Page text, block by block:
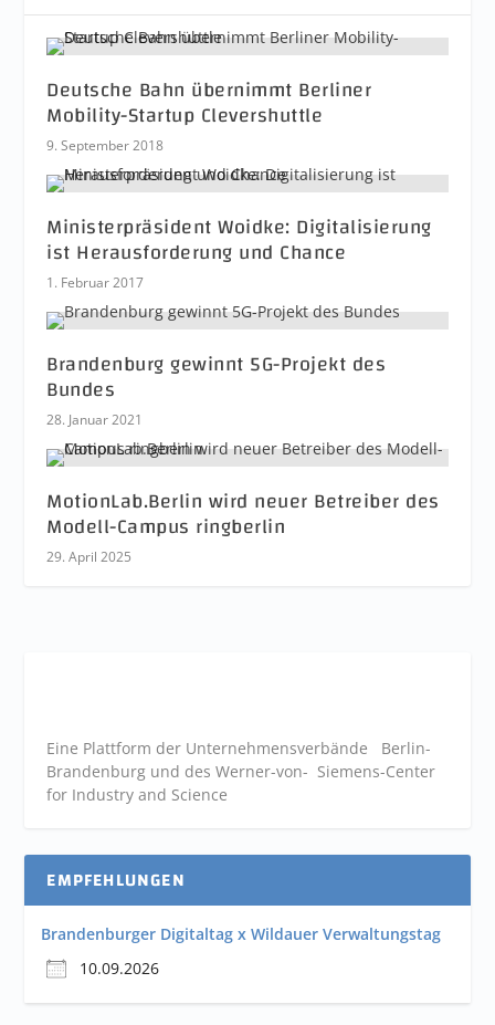
Deutsche Bahn übernimmt Berliner
Mobility-Startup Clevershuttle
9. September 2018
Ministerpräsident Woidke: Digitalisierung
ist Herausforderung und Chance
1. Februar 2017
Brandenburg gewinnt 5G-Projekt des
Bundes
28. Januar 2021
MotionLab.Berlin wird neuer Betreiber des
Modell-Campus ringberlin
29. April 2025
Eine Plattform der Unternehmensverbände Berlin-
Brandenburg und des Werner-von- Siemens-Center
for Industry and Science
EMPFEHLUNGEN
Brandenburger Digitaltag x Wildauer Verwaltungstag
10.09.2026